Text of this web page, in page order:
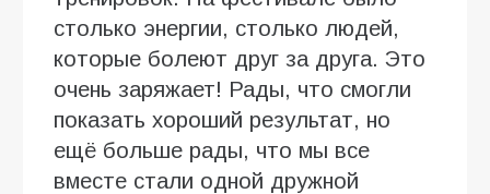
столько энергии, столько людей,
которые болеют друг за друга. Это
очень заряжает! Рады, что смогли
показать хороший результат, но
ещё больше рады, что мы все
вместе стали одной дружной